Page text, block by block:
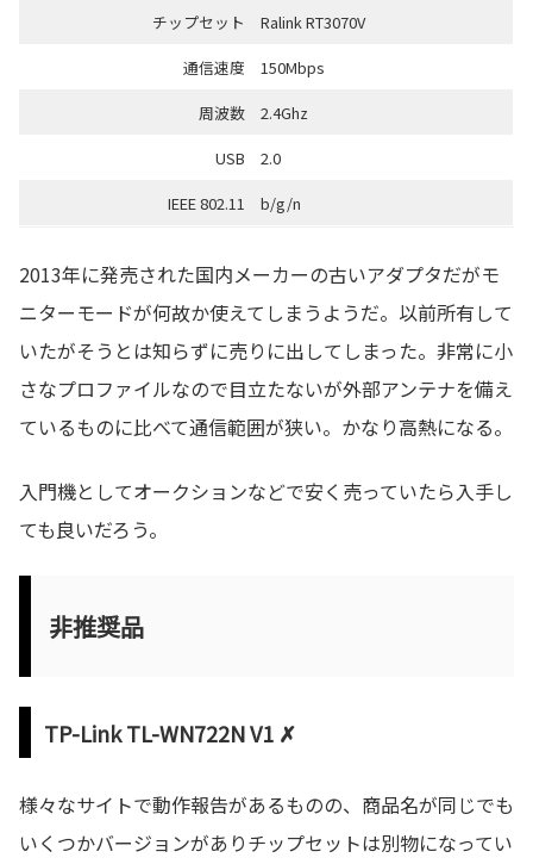
チップセット
Ralink RT3070V
通信速度
150Mbps
周波数
2.4Ghz
USB
2.0
IEEE 802.11
b/g/n
2013年に発売された国内メーカーの古いアダプタだがモ
ニターモードが何故か使えてしまうようだ。以前所有して
いたがそうとは知らずに売りに出してしまった。非常に小
さなプロファイルなので目立たないが外部アンテナを備え
ているものに比べて通信範囲が狭い。かなり高熱になる。
入門機としてオークションなどで安く売っていたら入手し
ても良いだろう。
非推奨品
TP-Link TL-WN722N V1 ✗
様々なサイトで動作報告があるものの、商品名が同じでも
いくつかバージョンがありチップセットは別物になってい